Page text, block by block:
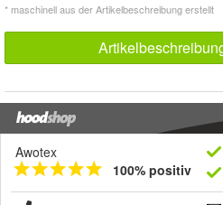
* maschinell aus der Artikelbeschreibung erstellt
Awotex
100% positiv